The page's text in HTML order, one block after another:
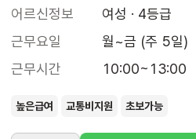
어르신정보
여성 · 4등급
근무요일
월~금 (주 5일)
근무시간
10:00~13:00
높은급여 교통비지원 초보가능